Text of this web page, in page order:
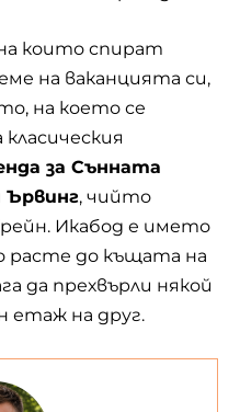
които спират
на ваканцията си,
на което се
за Сънната
Ървинг, чийто
Икабод е името
расте до къщата на
да прехвърли някой
етаж на друг.